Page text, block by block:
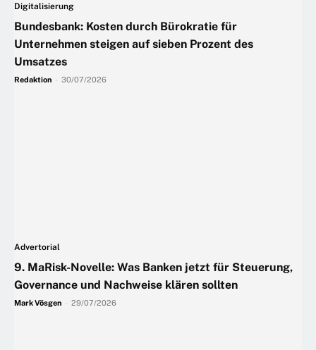
Digitalisierung
Bundesbank: Kosten durch Bürokratie für
Unternehmen steigen auf sieben Prozent des
Umsatzes
Redaktion 30/07/2026
Advertorial
9. MaRisk-Novelle: Was Banken jetzt für Steuerung,
Governance und Nachweise klären sollten
Mark Vösgen 29/07/2026